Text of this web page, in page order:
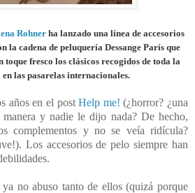
Rohnerha lanzado una línea de accesorios
la cadena de peluquería Dessange París que
toque fresco los clásicos recogidos de toda la
las pasarelas internacionales.
años en el postHelp me! (¿horror? ¿una
y nadie le dijo nada? De hecho,
complementos y no se veía ridícula?
Los accesorios de pelo siempre han
no abuso tanto de ellos (quizá porque